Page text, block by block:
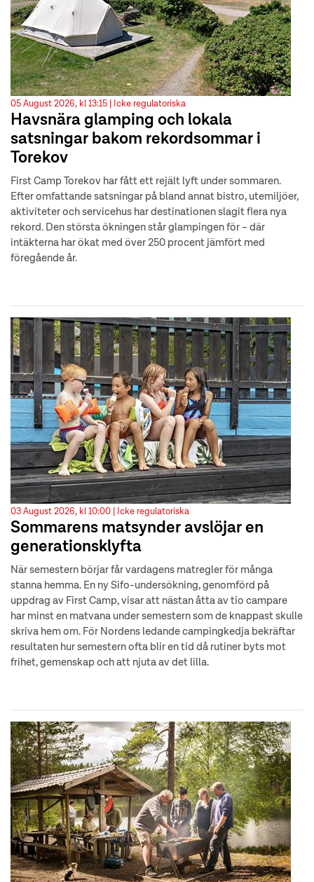
05 August 2026, kl 13:15 | Icke regulatoriska
Havsnära glamping och lokala
satsningar bakom rekordsommar i
Torekov
First Camp Torekov har fått ett rejält lyft under sommaren.
Efter omfattande satsningar på bland annat bistro, utemiljöer,
aktiviteter och servicehus har destinationen slagit flera nya
rekord. Den största ökningen står glampingen för – där
intäkterna har ökat med över 250 procent jämfört med
föregående år.
03 August 2026, kl 10:00 | Icke regulatoriska
Sommarens matsynder avslöjar en
generationsklyfta
När semestern börjar får vardagens matregler för många
stanna hemma. En ny Sifo-undersökning, genomförd på
uppdrag av First Camp, visar att nästan åtta av tio campare
har minst en matvana under semestern som de knappast skulle
skriva hem om. För Nordens ledande campingkedja bekräftar
resultaten hur semestern ofta blir en tid då rutiner byts mot
frihet, gemenskap och att njuta av det lilla.